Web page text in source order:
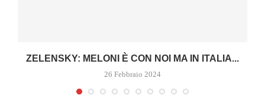
ZELENSKY: MELONI È CON NOI MA IN ITALIA...
26 Febbraio 2024